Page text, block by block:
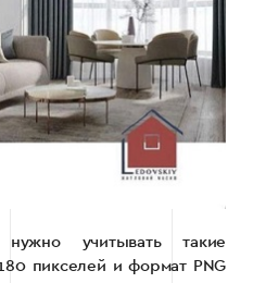
учитывать такие
пикселей и формат PNG